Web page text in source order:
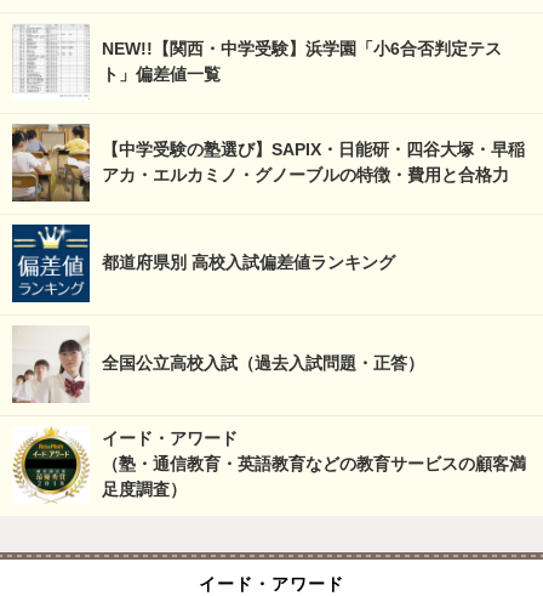
NEW!!【関西・中学受験】浜学園「小6合否判定テス
ト」偏差値一覧
【中学受験の塾選び】SAPIX・日能研・四谷大塚・早稲
アカ・エルカミノ・グノーブルの特徴・費用と合格力
都道府県別 高校入試偏差値ランキング
全国公立高校入試（過去入試問題・正答）
イード・アワード
（塾・通信教育・英語教育などの教育サービスの顧客満
足度調査）
イード・アワード